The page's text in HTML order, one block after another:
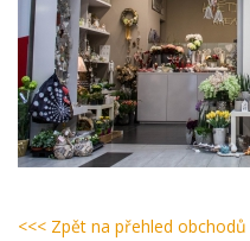
<<< Zpět na přehled obchodů